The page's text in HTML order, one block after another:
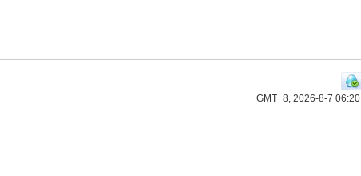
GMT+8, 2026-8-7 06:20